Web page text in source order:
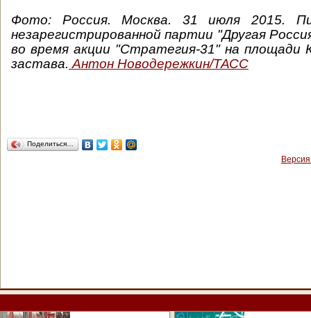
Фото: Россия. Москва. 31 июля 2015.
незарегистрированной партии "Другая
во время акции "Стратегия-31" на площади
застава. Антон Новодережкин/ТАСС
Поделиться…